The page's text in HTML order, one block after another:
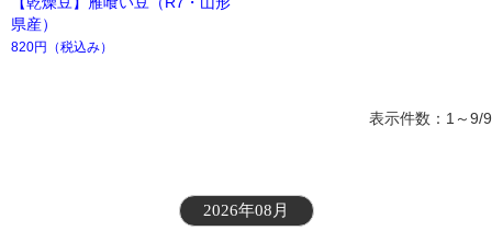
県産）
820円 （税込み）
表示件数：1～9/9
2026年08月